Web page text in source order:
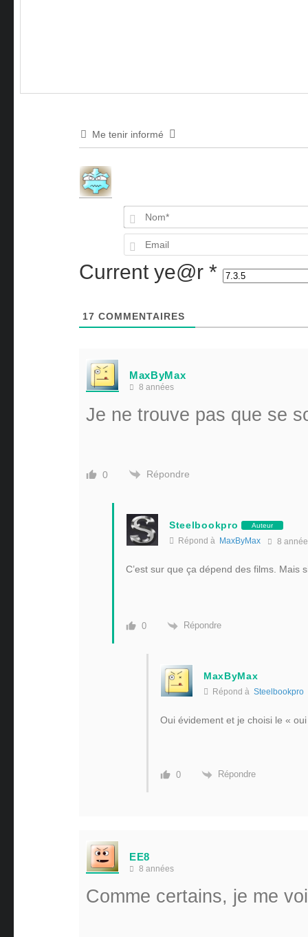
Me tenir informé
Current ye@r *
17 COMMENTAIRES
MaxByMax
8 années
Je ne trouve pas que se
0 Répondre
Steelbookpro Auteur
Répond à MaxByMax 8
C’est sur que ça dépend des films. Mais
0 Répondre
MaxByMax
Répond à Steelbookpro
Oui évidement et je choisi le « oui
0 Répondre
EE8
8 années
Comme certains, je me